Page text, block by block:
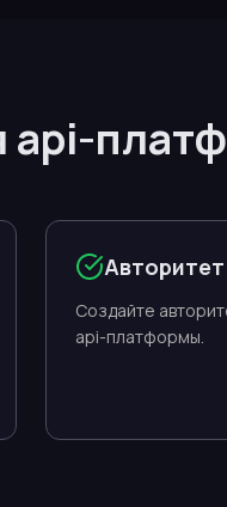
api-
Создайте
api-платформы.